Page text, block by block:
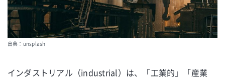
出典：unsplash
インダストリアル（industrial）は、「工業的」「産業